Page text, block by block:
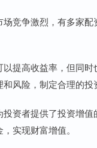
场竞争激烈，有多家
以提高收益率，但同
风险，制定合理的投
投资者提供了投资增
实现财富增值。